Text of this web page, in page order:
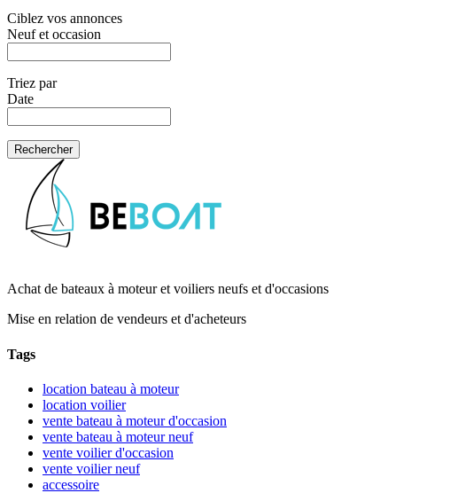
Ciblez vos annonces
Neuf et occasion
Triez par
Date
Achat de bateaux à moteur et voiliers neufs et d'occasions
Mise en relation de vendeurs et d'acheteurs
Tags
location bateau à moteur
location voilier
vente bateau à moteur d'occasion
vente bateau à moteur neuf
vente voilier d'occasion
vente voilier neuf
accessoire